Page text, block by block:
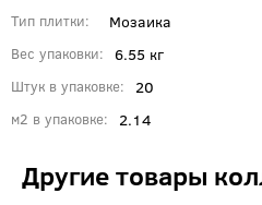
Тип плитки Мозаика
Вес упаковки 6.55 кг
Штук в упаковке 20
м2 в упаковке 2.14